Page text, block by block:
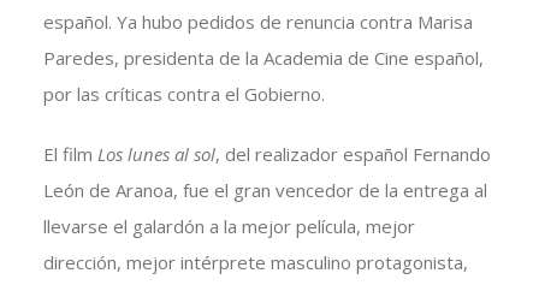
español. Ya hubo pedidos de renuncia contra Marisa
Paredes, presidenta de la Academia de Cine español,
por las críticas contra el Gobierno.
El film Los lunes al sol, del realizador español Fernando
León de Aranoa, fue el gran vencedor de la entrega al
llevarse el galardón a la mejor película, mejor
dirección, mejor intérprete masculino protagonista,